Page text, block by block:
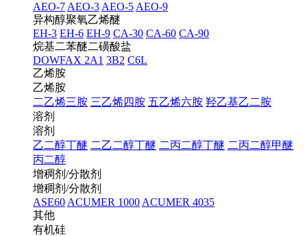
AEO-7 AEO-3 AEO-5 AEO-9
异构醇聚氧乙烯醚
EH-3 EH-6 EH-9 CA-30 CA-60 CA-90
烷基二苯醚二磺酸盐
DOWFAX 2A1 3B2 C6L
乙烯胺
乙烯胺
二乙烯三胺 三乙烯四胺 五乙烯六胺 羟乙基乙二胺
溶剂
溶剂
乙二醇丁醚 二乙二醇丁醚 二丙二醇丁醚 二丙二醇甲醚
丙二醇
增稠剂/分散剂
增稠剂/分散剂
ASE60 ACUMER 1000 ACUMER 4035
其他
有机硅